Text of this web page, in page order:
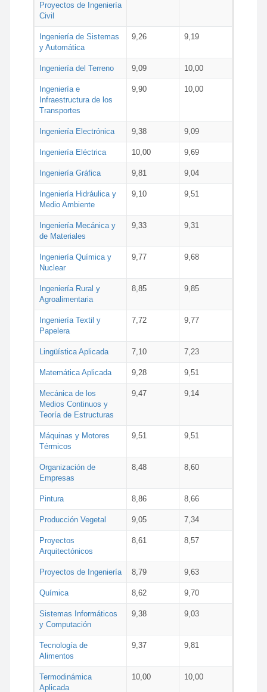
Proyectos de Ingeniería
Civil
Ingeniería de Sistemas
y Automática
9,26 9,19
Ingeniería del Terreno 9,09 10,00
Ingeniería e
Infraestructura de los
Transportes
9,90 10,00
Ingeniería Electrónica 9,38 9,09
Ingeniería Eléctrica 10,00 9,69
Ingeniería Gráfica 9,81 9,04
Ingeniería Hidráulica y
Medio Ambiente
9,10 9,51
Ingeniería Mecánica y
de Materiales
9,33 9,31
Ingeniería Química y
Nuclear
9,77 9,68
Ingeniería Rural y
Agroalimentaria
8,85 9,85
Ingeniería Textil y
Papelera
7,72 9,77
Lingüística Aplicada 7,10 7,23
Matemática Aplicada 9,28 9,51
Mecánica de los
Medios Continuos y
Teoría de Estructuras
9,47 9,14
Máquinas y Motores
Térmicos
9,51 9,51
Organización de
Empresas
8,48 8,60
Pintura 8,86 8,66
Producción Vegetal 9,05 7,34
Proyectos
Arquitectónicos
8,61 8,57
Proyectos de Ingeniería 8,79 9,63
Química 8,62 9,70
Sistemas Informáticos
y Computación
9,38 9,03
Tecnología de
Alimentos
9,37 9,81
Termodinámica
Aplicada
10,00 10,00